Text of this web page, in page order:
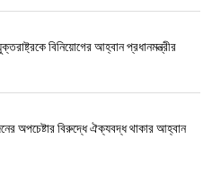
বিনিয়োগের আহ্বান প্রধানমন্ত্রীর
অপচেষ্টার বিরুদ্ধে ঐক্যবদ্ধ থাকার আহ্বান